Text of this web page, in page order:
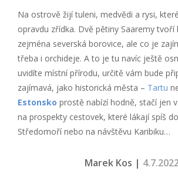
Na ostrově žijí tuleni, medvědi a rysi,
opravdu zřídka. Dvě pětiny Saaremy tvoří
zejména severská borovice, ale co je
třeba i orchideje. A to je tu navíc ještě
uvidíte místní přírodu, určitě vám bude
zajímavá, jako historická města – Tartu
Estonsko prostě nabízí hodně, stačí jen
na prospekty cestovek, které lákají spíš
Středomoří nebo na návštěvu Karibiku…
Marek Kos |